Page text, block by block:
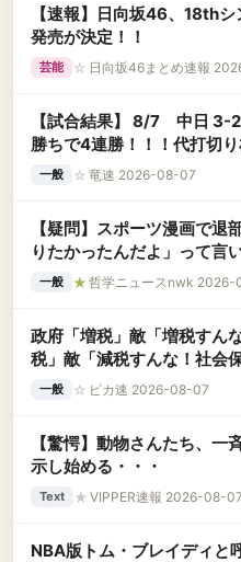
【速報】日向坂46、18th
発売が決定！！
芸能 ☆ 日向坂46まとめ速報
【試合結果】 8/7 中日 3-
勝ちで4連勝！！！代打切り
一般 ☆ 竜速 2026-08-07
【疑問】スポーツ漫画で
りたかったんだよ」って言
一般 ★ 哲学ニュースnwk
政府「増税」敵「増税すん
税」敵「減税すんな！社会
一般 ☆ ピカ速 2026-08-07
【驚愕】動物さんたち、
示し始める・・・
Text ★ VIPPER速報 2026-08-07
NBA版トム・ブレイディと